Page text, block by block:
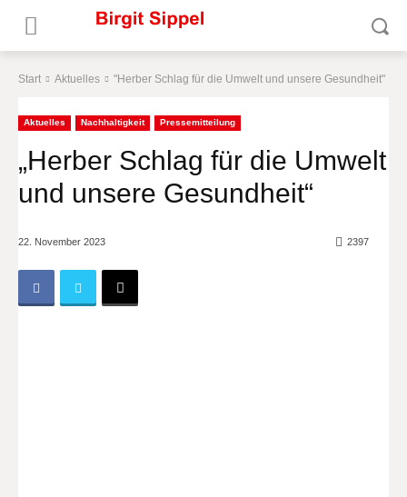
Start Aktuelles "Herber Schlag für die Umwelt und unsere Gesundheit"
Aktuelles Nachhaltigkeit Pressemitteilung
„Herber Schlag für die Umwelt
und unsere Gesundheit“
22. November 2023 2397